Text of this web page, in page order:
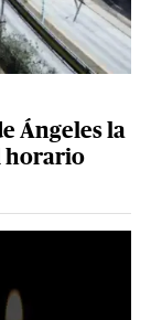
Ángeles la
horario